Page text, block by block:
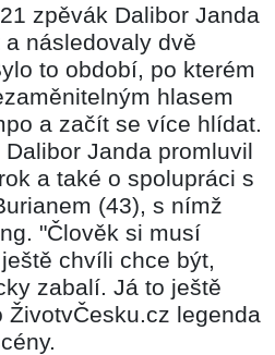
zpěvák Dalibor Janda
následovaly dvě
to období, po kterém
hlasem
a začít se více hlídat.
Janda promluvil
a také o spolupráci s
(43), s nímž
"Člověk si musí
chvíli chce být,
zabalí. Já to ještě
ŽivotvČesku.cz legenda